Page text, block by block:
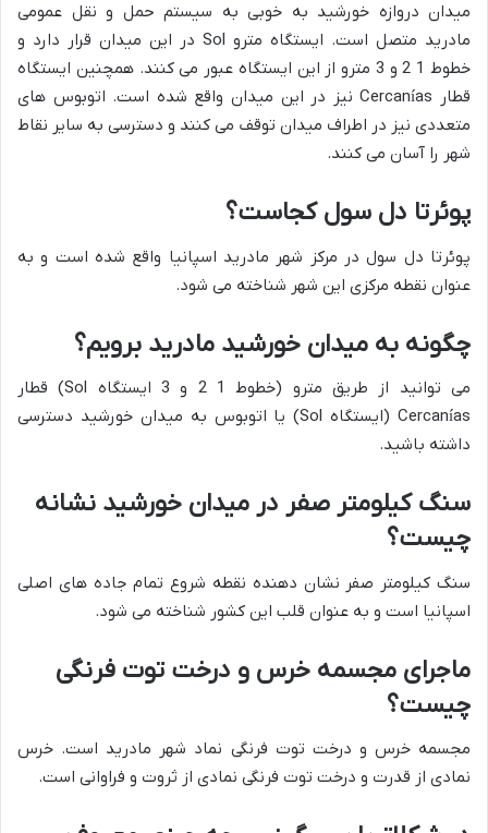
میدان دروازه خورشید به خوبی به سیستم حمل و نقل عمومی
مادرید متصل است. ایستگاه مترو Sol در این میدان قرار دارد و
خطوط 1 2 و 3 مترو از این ایستگاه عبور می کنند. همچنین ایستگاه
قطار Cercanías نیز در این میدان واقع شده است. اتوبوس های
متعددی نیز در اطراف میدان توقف می کنند و دسترسی به سایر نقاط
شهر را آسان می کنند.
پوئرتا دل سول کجاست؟
پوئرتا دل سول در مرکز شهر مادرید اسپانیا واقع شده است و به
عنوان نقطه مرکزی این شهر شناخته می شود.
چگونه به میدان خورشید مادرید برویم؟
می توانید از طریق مترو (خطوط 1 2 و 3 ایستگاه Sol) قطار
Cercanías (ایستگاه Sol) یا اتوبوس به میدان خورشید دسترسی
داشته باشید.
سنگ کیلومتر صفر در میدان خورشید نشانه
چیست؟
سنگ کیلومتر صفر نشان دهنده نقطه شروع تمام جاده های اصلی
اسپانیا است و به عنوان قلب این کشور شناخته می شود.
ماجرای مجسمه خرس و درخت توت فرنگی
چیست؟
مجسمه خرس و درخت توت فرنگی نماد شهر مادرید است. خرس
نمادی از قدرت و درخت توت فرنگی نمادی از ثروت و فراوانی است.